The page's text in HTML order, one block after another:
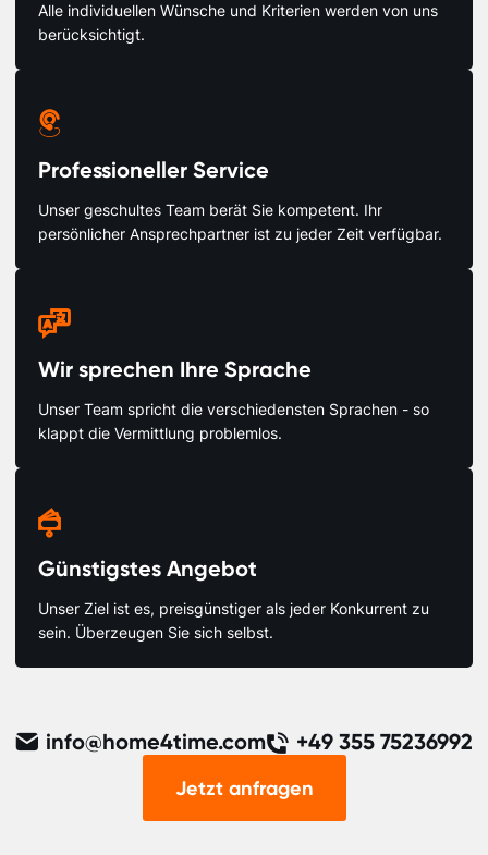
Alle individuellen Wünsche und Kriterien werden von uns
berücksichtigt.

Professioneller Service
Unser geschultes Team berät Sie kompetent. Ihr
persönlicher Ansprechpartner ist zu jeder Zeit verfügbar.

Wir sprechen Ihre Sprache
Unser Team spricht die verschiedensten Sprachen - so
klappt die Vermittlung problemlos.

Günstigstes Angebot
Unser Ziel ist es, preisgünstiger als jeder Konkurrent zu
sein. Überzeugen Sie sich selbst.
info@home4time.com +49 355 75236992
Jetzt anfragen